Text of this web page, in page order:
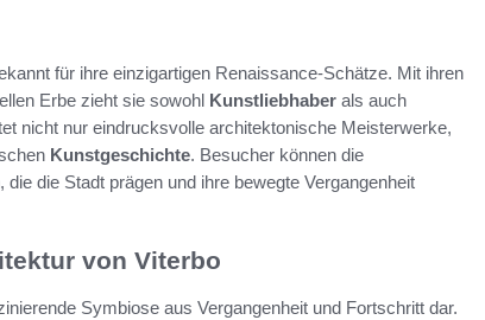
für ihre einzigartigen Renaissance-Schätze. Mit ihren
Erbe zieht sie sowohl Kunstliebhaber als auch
nicht nur eindrucksvolle architektonische Meisterwerke,
Kunstgeschichte. Besucher können die
die Stadt prägen und ihre bewegte Vergangenheit
von Viterbo
Symbiose aus Vergangenheit und Fortschritt dar.